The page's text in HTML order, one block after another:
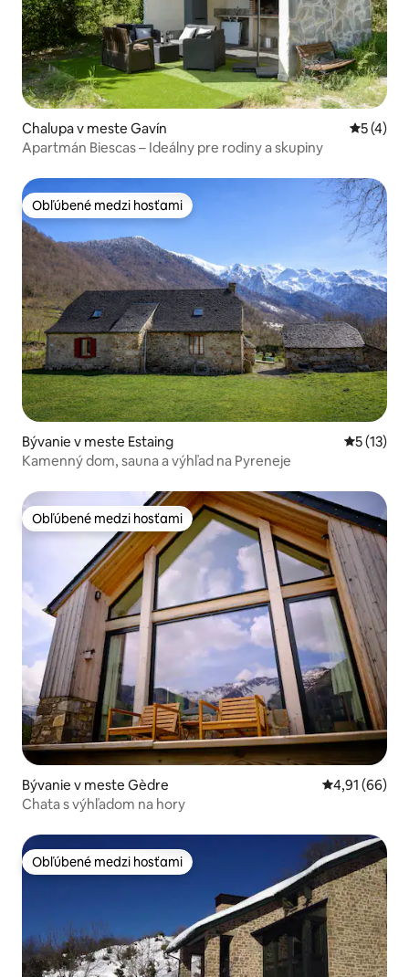
Chalupa v meste Gavín
5 (4)
Apartmán Biescas – Ideálny pre rodiny a skupiny
Obľúbené medzi hosťami
Obľúbené medzi hosťami
Bývanie v meste Estaing
5 (13)
Kamenný dom, sauna a výhľad na Pyreneje
Obľúbené medzi hosťami
Obľúbené medzi hosťami
Bývanie v meste Gèdre Priemerné
4,91 (66)
Chata s výhľadom na hory
Obľúbené medzi hosťami
Obľúbené medzi hosťami